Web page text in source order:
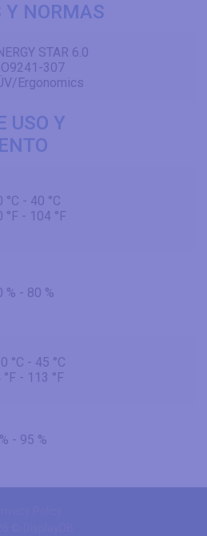
Y NORMAS
STAR 6.0
307
Ergonomics
USO Y
°C - 40 °C
°F - 104 °F
% - 80 %
°C - 45 °C
°F - 113 °F
- 95 %